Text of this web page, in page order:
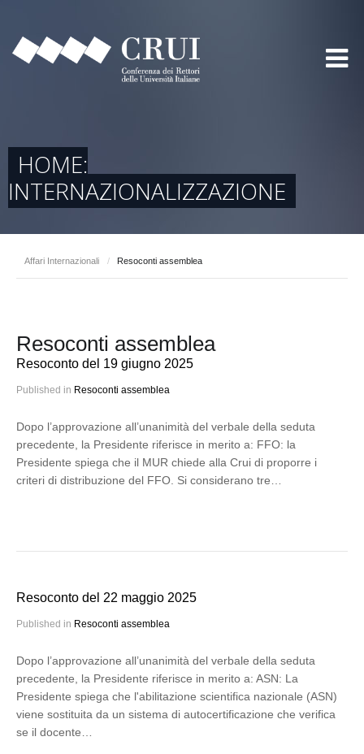
HOME:
INTERNAZIONALIZZAZIONE
Affari Internazionali / Resoconti assemblea
Resoconti assemblea
Resoconto del 19 giugno 2025
Published in Resoconti assemblea
Dopo l’approvazione all’unanimità del verbale della seduta
precedente, la Presidente riferisce in merito a: FFO: la
Presidente spiega che il MUR chiede alla Crui di proporre i
criteri di distribuzione del FFO. Si considerano tre…
Resoconto del 22 maggio 2025
Published in Resoconti assemblea
Dopo l’approvazione all’unanimità del verbale della seduta
precedente, la Presidente riferisce in merito a: ASN: La
Presidente spiega che l'abilitazione scientifica nazionale (ASN)
viene sostituita da un sistema di autocertificazione che verifica
se il docente…